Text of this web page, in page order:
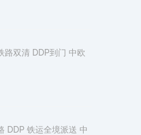
路双清 DDP到门 中欧
DDP 铁运全境派送 中